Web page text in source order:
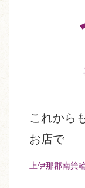
これから
お店で
上伊那郡南箕